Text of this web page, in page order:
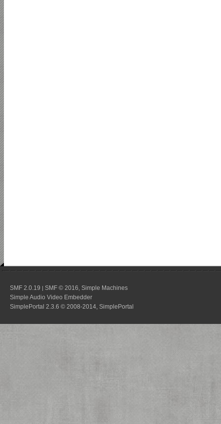
SMF 2.0.19 | SMF © 2016 Simple Machines
Simple Audio Video Embedder
SimplePortal 2.3.6 © 2008-2014, SimplePortal